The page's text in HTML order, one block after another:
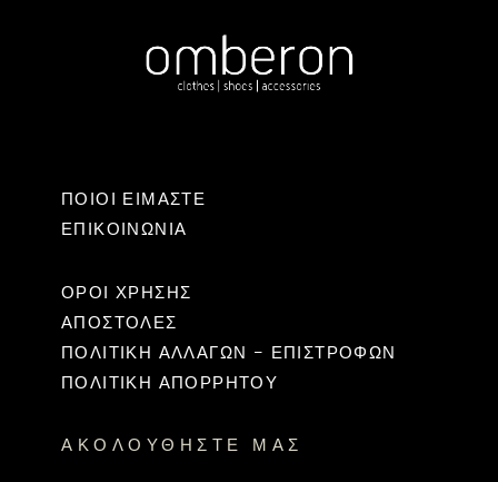
ΠΟΙΟΙ ΕΙΜΑΣΤΕ
ΕΠΙΚΟΙΝΩΝΊΑ
ΟΡΟΙ ΧΡΗΣΗΣ
ΑΠΟΣΤΟΛΕΣ
ΠΟΛΙΤΙΚΉ ΑΛΛΑΓΏΝ – ΕΠΙΣΤΡΟΦΏΝ
ΠΟΛΙΤΙΚΗ ΑΠΟΡΡΗΤΟΥ
ΑΚΟΛΟΥΘΉΣΤΕ ΜΑΣ